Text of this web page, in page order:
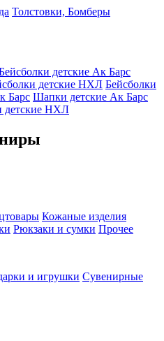
Толстовки, Бомберы
детские Ак Барс
детские НХЛ Бейсболки
Барс Шапки детские Ак Барс
детские НХЛ
Кожаные изделия
Рюкзаки и сумки Прочее
и игрушки Сувенирные